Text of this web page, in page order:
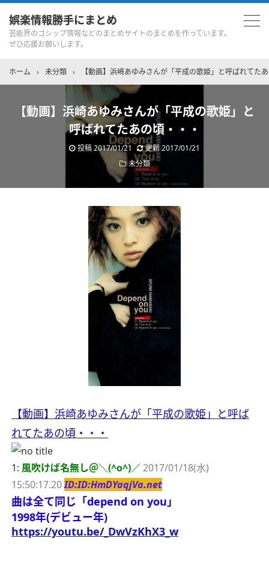
娯楽情報勝手にまとめ
芸能界のゴシップ情報などのまとめサイトのまとめを作っています。
ぜひ応援お願いします。
ホーム › 未分類 › 【動画】浜崎あゆみさんが「平成の歌姫」と呼ばれてた
【動画】浜崎あゆみさんが「平成の歌姫」と
呼ばれてたあの頃・・・
投稿2017/01/21 更新2017/01/21
未分類
【動画】浜崎あゆみさんが「平成の歌姫」と呼ば
れてたあの頃・・・
1: 風吹けば名無し＠＼(^o^)／2017/01/18(水)
15:50:17.20ID:ID:HmDYaqjVa.net
曲は全て同じ「depend on you」
1998年(デビュー年)
https://youtu.be/_DwVzKhX3_w